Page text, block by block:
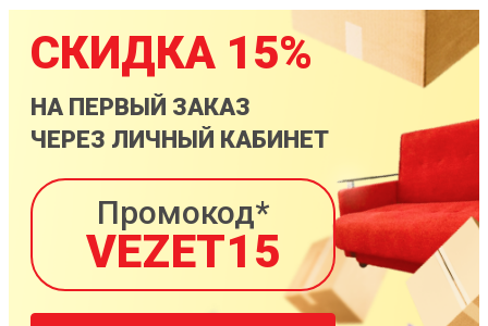
СКИДКА 15%
НА ПЕРВЫЙ ЗАКАЗ
ЧЕРЕЗ ЛИЧНЫЙ КАБИНЕТ
Промокод*
VEZET15